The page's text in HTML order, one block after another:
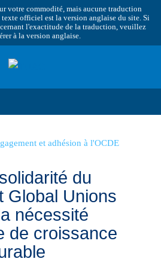
votre commodité, mais aucune traduction
officiel est la version anglaise du site. Si
l'exactitude de la traduction, veuillez
à la version anglaise.
et adhésion à l'OCDE
du
Global Unions
nécessité
de croissance